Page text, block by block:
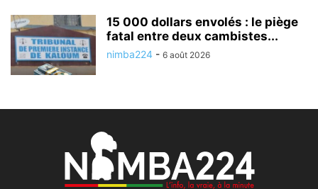
15 000 dollars envolés : le piège
fatal entre deux cambistes...
nimba224 - 6 août 2026